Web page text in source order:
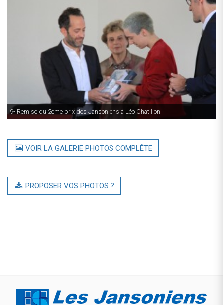
9- Remise du 2eme prix des Jansoniens à Léo Chatillon
VOIR LA GALERIE PHOTOS COMPLÊTE
PROPOSER VOS PHOTOS ?